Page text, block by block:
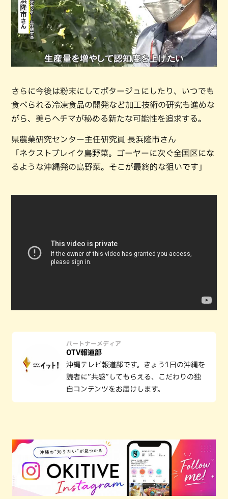
さらに今後は粉末にしてポタージュにしたり、いつでも
食べられる冷凍食品の開発など加工技術の研究も進めな
がら、美らヘチマが秘める新たな可能性を追求する。
県農業研究センター主任研究員 長浜隆市さん
「ネクストブレイク島野菜。ゴーヤーに次ぐ全国区にな
るような沖縄発の島野菜。そこが最終的な狙いです」
パートナーメディア
OTV報道部
沖縄テレビ報道部です。きょう1日の沖縄を
読者に”共感”してもらえる、こだわりの独
自コンテンツをお届けします。